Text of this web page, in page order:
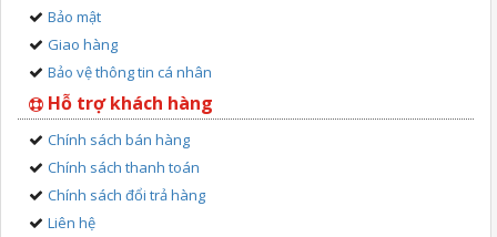
Bảo mật
Giao hàng
Bảo vệ thông tin cá nhân
Hỗ trợ khách hàng
Chính sách bán hàng
Chính sách thanh toán
Chính sách đổi trả hàng
Liên hệ